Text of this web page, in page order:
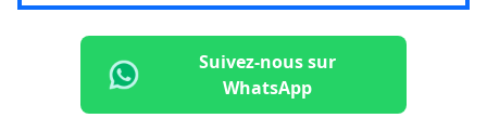
Suivez-nous sur
WhatsApp